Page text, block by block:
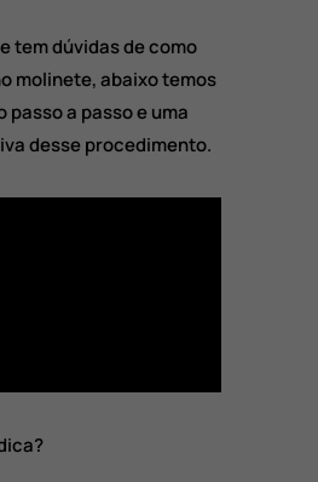
tem dúvidas de como
molinete, abaixo temos
passo a passo e uma
desse procedimento.